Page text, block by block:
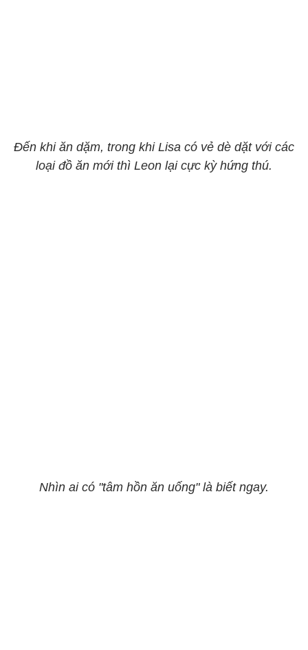
Đến khi ăn dặm, trong khi Lisa có vẻ dè dặt với các
loại đồ ăn mới thì Leon lại cực kỳ hứng thú.
Nhìn ai có "tâm hồn ăn uống" là biết ngay.